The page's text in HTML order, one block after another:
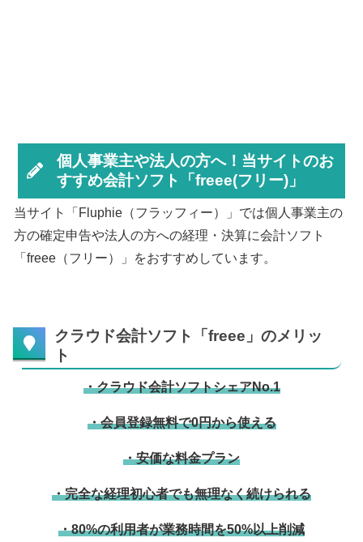
個人事業主や法人の方へ！当サイトのお
すすめ会計ソフト「freee(フリー)」
当サイト「Fluphie（フラッフィー）」では個人事業主の
方の確定申告や法人の方への経理・決算に会計ソフト
「freee（フリー）」をおすすめしています。
クラウド会計ソフト「freee」のメリッ
ト
・クラウド会計ソフトシェアNo.1
・会員登録無料で0円から使える
・安価な料金プラン
・完全な経理初心者でも無理なく続けられる
・80%の利用者が業務時間を50%以上削減